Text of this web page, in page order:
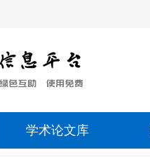
学术论文库